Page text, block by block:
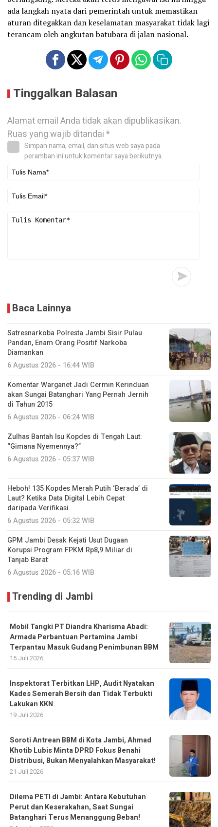
ada langkah nyata dari pemerintah untuk memastikan
aturan ditegakkan dan keselamatan masyarakat tidak lagi
terancam oleh angkutan batubara di jalan nasional.
Tinggalkan Balasan
Alamat email Anda tidak akan dipublikasikan.
Ruas yang wajib ditandai*
Simpan nama, email, dan situs web saya pada
peramban ini untuk komentar saya berikutnya.
Baca Lainnya
Satresnarkoba Polresta Jambi Sisir Pulau
Pandan, Enam Orang Positif Narkoba
Diamankan
6 Agustus 2026 - 16:44 WIB
Komentar Warganet Jadi Cermin Kerinduan
akan Sungai Batanghari Yang Pernah Jernih
di Tahun 2015
6 Agustus 2026 - 06:24 WIB
Zulhas Bantah Isu Kopdes di Tengah Laut:
“Gimana Nyemennya?”
6 Agustus 2026 - 05:37 WIB
Heboh! 135 Kopdes Merah Putih ‘Berada’ di
Laut? Ketika Data Digital Lebih Cepat
daripada Verifikasi
6 Agustus 2026 - 05:32 WIB
GPM Jambi Desak Kejati Usut Dugaan
Korupsi Program FPKM Rp8,9 Miliar di
Tanjab Barat
6 Agustus 2026 - 05:16 WIB
Trending di Jambi
Mobil Tangki PT Diandra Kharisma Abadi:
Armada Perbantuan Pertamina Jambi
Terpantau Masuk Gudang Penimbunan BBM
15 Juli 2026
Inspektorat Terbitkan LHP, Audit Nyatakan
Kades Semerah Bersih dan Tidak Terbukti
Lakukan KKN
19 Juli 2026
Soroti Antrean BBM di Kota Jambi, Ahmad
Khotib Lubis Minta DPRD Fokus Benahi
Distribusi, Bukan Menyalahkan Masyarakat!
21 Juli 2026
Dilema PETI di Jambi: Antara Kebutuhan
Perut dan Keserakahan, Saat Sungai
Batanghari Terus Menanggung Beban!